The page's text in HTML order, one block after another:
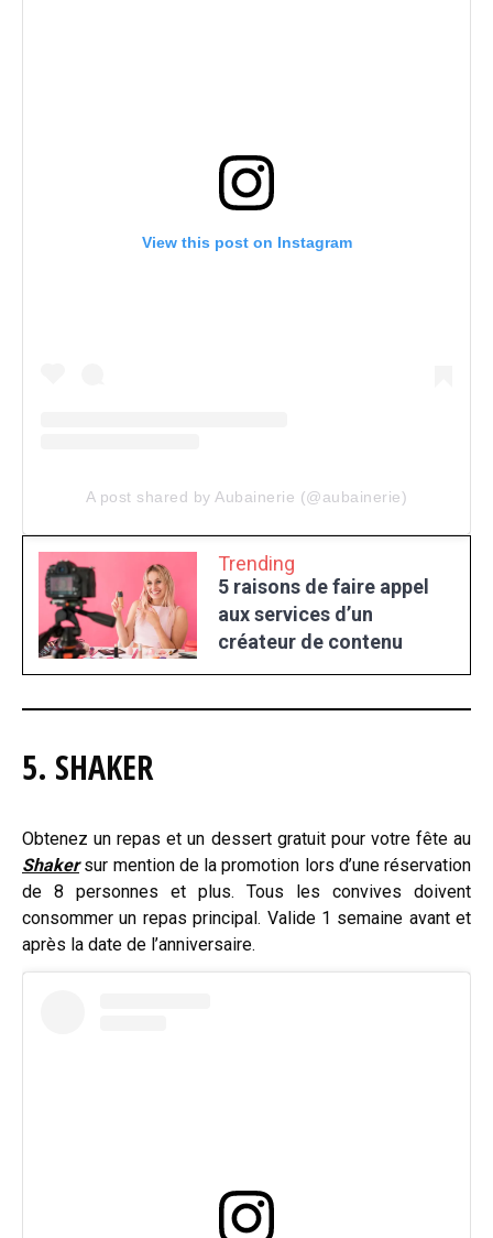
View this post on Instagram
A post shared by Aubainerie (@aubainerie)
Trending
5 raisons de faire appel
aux services d’un
créateur de contenu
5. SHAKER
Obtenez un repas et un dessert gratuit pour votre fête au
Shakersur mention de la promotion lors d’une réservation
de 8 personnes et plus. Tous les convives doivent
consommer un repas principal. Valide 1 semaine avant et
après la date de l’anniversaire.